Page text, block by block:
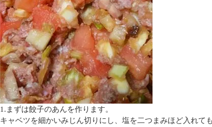
1.まずは餃子のあんを作ります。
キャベツを細かいみじん切りにし、塩を二つまみほど入れても